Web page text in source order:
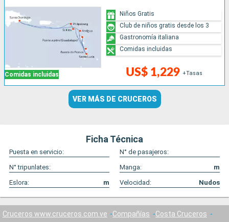
Comidas incluidas US$ 1,229 +Tasas
Niños Gratis
Club de niños gratis desde los 3
Gastronomía italiana
Comidas incluidas
VER MÁS DE CRUCEROS
Ficha Técnica
Puesta en servicio:
N° de pasajeros:
N° tripunlates:
Manga:
m
Eslora:
m Velocidad: Nudos
Cruceros www.cruceros.com.ve Compañías
Costa Cruceros